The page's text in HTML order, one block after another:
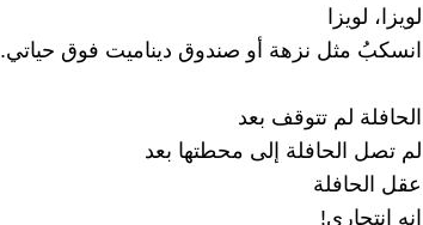
لويزا، لويزا
انسكبُ مثل نزهة أو صندوق ديناميت فوق حياتي.
الحافلة لم تتوقف بعد
لم تصل الحافلة إلى محطتها بعد
عقل الحافلة
إنه انتحاري!